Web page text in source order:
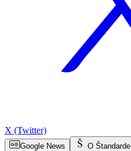
X (Twitter)
Google News O Štandarde